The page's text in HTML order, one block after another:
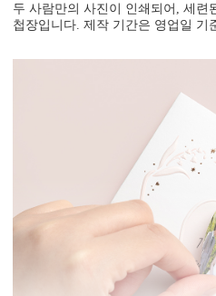
두 사람만의 사진이 인쇄되어, 세련
첩장입니다. 제작 기간은 영업일 기